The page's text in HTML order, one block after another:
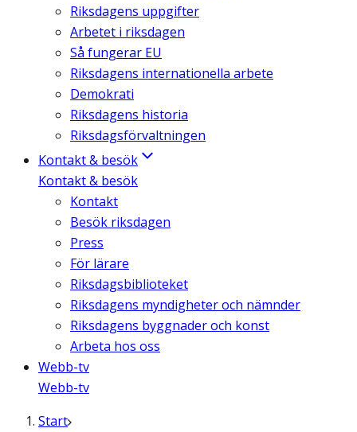
Riksdagens uppgifter
Arbetet i riksdagen
Så fungerar EU
Riksdagens internationella arbete
Demokrati
Riksdagens historia
Riksdagsförvaltningen
Kontakt & besök
Kontakt & besök
Kontakt
Besök riksdagen
Press
För lärare
Riksdagsbiblioteket
Riksdagens myndigheter och nämnder
Riksdagens byggnader och konst
Arbeta hos oss
Webb-tv
Webb-tv
Start